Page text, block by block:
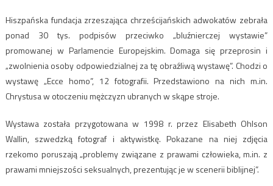
Hiszpańska fundacja zrzeszająca chrześcijańskich adwokatów zebrała
ponad 30 tys. podpisów przeciwko „bluźnierczej wystawie”
promowanej w Parlamencie Europejskim. Domaga się przeprosin i
„zwolnienia osoby odpowiedzialnej za tę obraźliwą wystawę”. Chodzi o
wystawę „Ecce homo”, 12 fotografii. Przedstawiono na nich m.in.
Chrystusa w otoczeniu mężczyzn ubranych w skąpe stroje.
Wystawa została przygotowana w 1998 r. przez Elisabeth Ohlson
Wallin, szwedzką fotograf i aktywistkę. Pokazane na niej zdjęcia
rzekomo poruszają „problemy związane z prawami człowieka, m.in. z
prawami mniejszości seksualnych, prezentując je w scenerii biblijnej”.